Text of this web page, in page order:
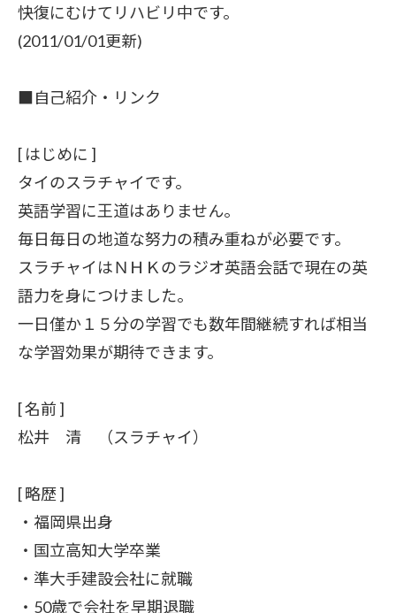
快復にむけてリハビリ中です。
(2011/01/01更新)
■自己紹介・リンク
[ はじめに ]
タイのスラチャイです。
英語学習に王道はありません。
毎日毎日の地道な努力の積み重ねが必要です。
スラチャイはＮＨＫのラジオ英語会話で現在の英
語力を身につけました。
一日僅か１５分の学習でも数年間継続すれば相当
な学習効果が期待できます。
[ 名前 ]
松井 清 （スラチャイ）
[ 略歴 ]
・福岡県出身
・国立高知大学卒業
・準大手建設会社に就職
・50歳で会社を早期退職